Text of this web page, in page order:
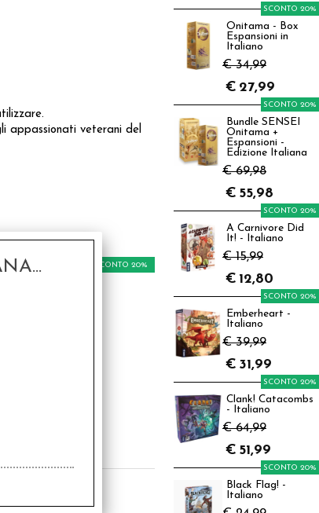
appassionati veterani del
SCONTO 20%
Onitama - Box
Espansioni in
Italiano
€ 34,99
SCONTO 20%
€ 27,99
Bundle SENSEI
Onitama +
Espansioni -
Edizione Italiana
€ 69,98
SCONTO 20%
€ 55,98
A Carnivore Did
It! - Italiano
€ 15,99
SCONTO 20%
€ 12,80
Emberheart -
Italiano
€ 39,99
SCONTO 20%
€ 31,99
Clank! Catacombs
- Italiano
€ 64,99
SCONTO 20%
€ 51,99
Black Flag! -
Italiano
SCONTO 20%